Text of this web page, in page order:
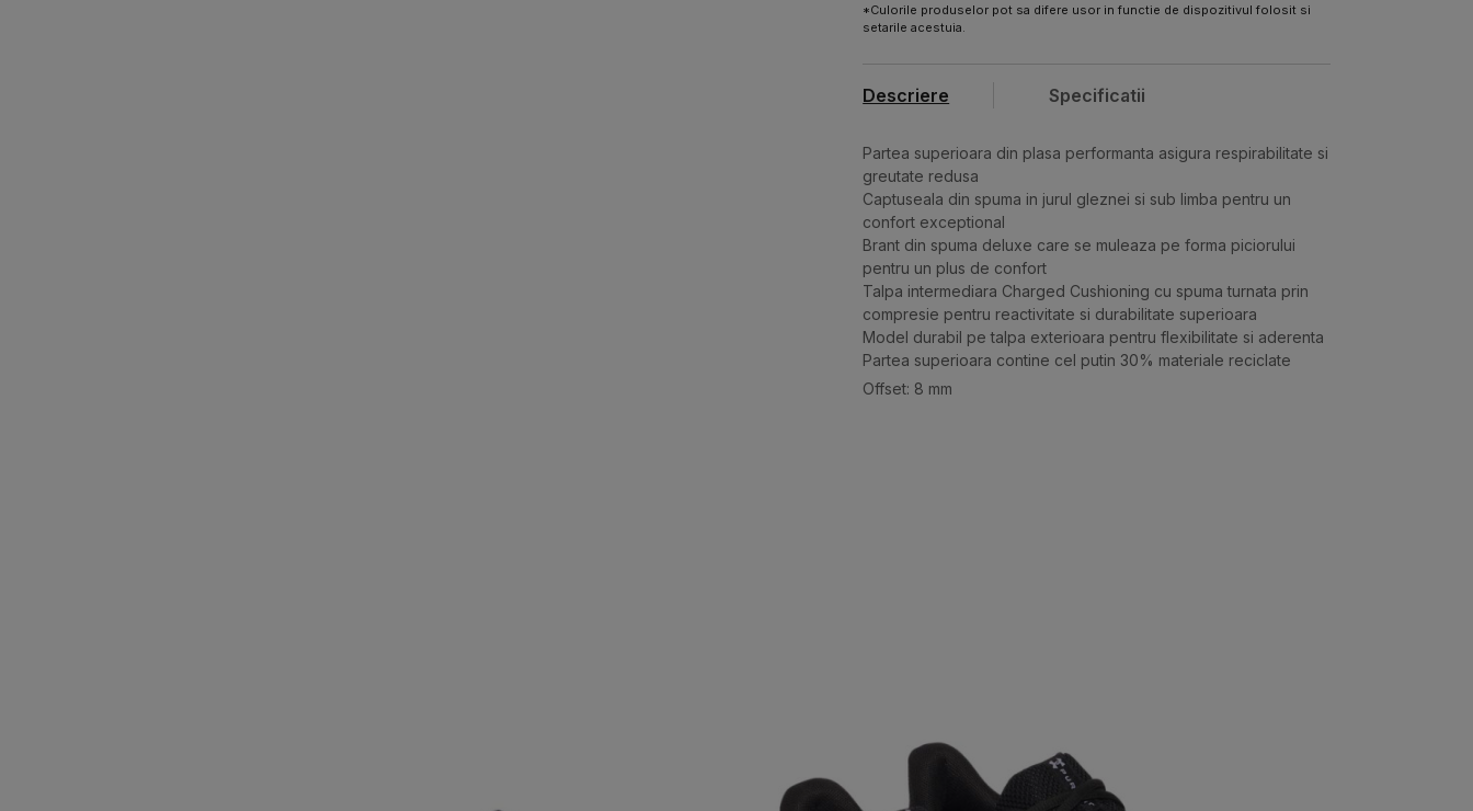
*Culorile produselor pot sa difere usor in functie de dispozitivul folosit si
setarile acestuia.
Descriere Specificatii
Partea superioara din plasa performanta asigura respirabilitate si
greutate redusa
Captuseala din spuma in jurul gleznei si sub limba pentru un
confort exceptional
Brant din spuma deluxe care se muleaza pe forma piciorului
pentru un plus de confort
Talpa intermediara Charged Cushioning cu spuma turnata prin
compresie pentru reactivitate si durabilitate superioara
Model durabil pe talpa exterioara pentru flexibilitate si aderenta
Partea superioara contine cel putin 30% materiale reciclate
Offset: 8 mm